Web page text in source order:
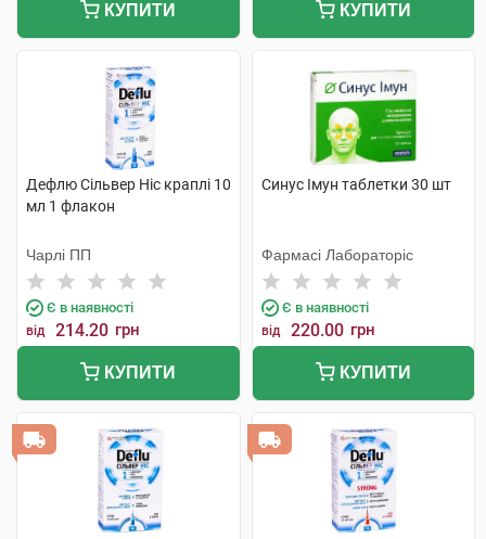
КУПИТИ КУПИТИ
Дефлю Сільвер Ніс краплі 10
мл 1 флакон
Чарлі ПП
Є в наявності
від 214.20 грн
КУПИТИ
Синус Імун таблетки 30 шт
Фармасі Лабораторіс
Є в наявності
від 220.00 грн
КУПИТИ